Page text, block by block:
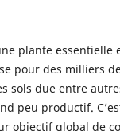
plante
pour des milliers
sols due entre
peu productif.
objectif global de